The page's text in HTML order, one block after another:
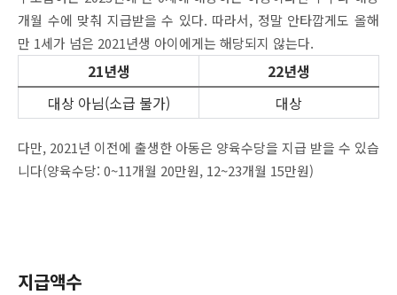
개월 수에 맞춰 지급받을 수 있다. 따라서, 정말 안타깝게도 올해
만 1세가 넘은 2021년생 아이에게는 해당되지 않는다.
21년생
22년생
대상 아님(소급 불가)
대상
다만, 2021년 이전에 출생한 아동은 양육수당을 지급 받을 수 있습
니다(양육수당: 0~11개월 20만원, 12~23개월 15만원)
지급액수